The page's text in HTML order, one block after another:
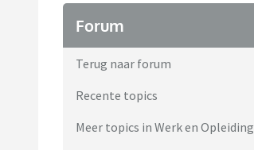
Forum
Terug naar forum
Recente topics
Meer topics in Werk en Opleiding